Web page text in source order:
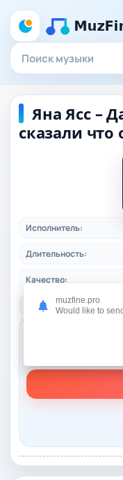
Яна Ясс –
сказали что
Исполнитель:
Длительность:
Качество:
Дата релиза:muzfine.pro
Would like to